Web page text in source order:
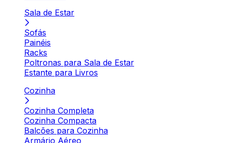
Sala de Estar
Sofás
Painéis
Racks
Poltronas para Sala de Estar
Estante para Livros
Cozinha
Cozinha Completa
Cozinha Compacta
Balcões para Cozinha
Armário Aéreo